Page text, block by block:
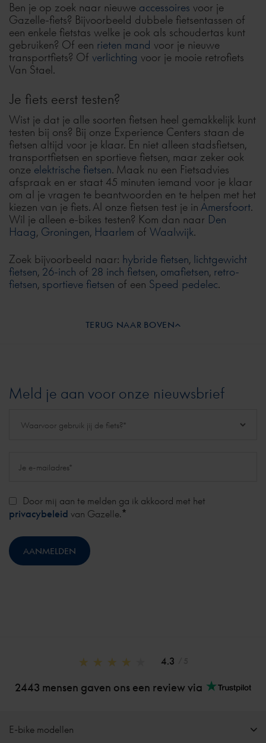
Ben je op zoek naar nieuwe accessoires voor je
Gazelle-fiets? Bijvoorbeeld dubbele fietsentassen of
een enkele fietstas welke je ook als schoudertas kunt
gebruiken? Of een rieten mand voor je nieuwe
transportfiets? Of verlichting voor je mooie retrofiets
Van Stael.
Je fiets eerst testen?
Wist je dat je alle soorten fietsen heel gemakkelijk kunt
testen bij ons? Bij onze Experience Centers staan de
fietsen altijd voor je klaar. En niet alleen stadsfietsen,
transportfietsen en sportieve fietsen, maar zeker ook
onze elektrische fietsen. Maak nu een Fietsadvies
afspraak en er staat 45 minuten iemand voor je klaar
om al je vragen te beantwoorden en te helpen met het
kiezen van je fiets. Al onze fietsen test je in Amersfoort.
Wil je alleen e-bikes testen? Kom dan naar Den
Haag, Groningen, Haarlem of Waalwijk.
Zoek bijvoorbeeld naar: hybride fietsen, lichtgewicht
fietsen, 26-inch of 28 inch fietsen, omafietsen, retro-
fietsen, sportieve fietsen of een Speed pedelec.
4.3
2443 mensen gaven ons een review via
Meld je aan voor onze nieuwsbrief
Door mij aan te melden ga ik akkoord met het
privacybeleid van Gazelle.*
TERUG NAAR BOVEN
E-bike modellen